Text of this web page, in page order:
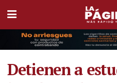
Detienen a